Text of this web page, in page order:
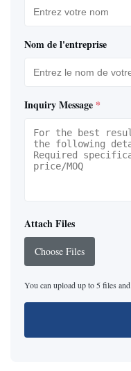
Nom de l'entreprise
Inquiry Message *
Attach Files
Choose Files
You can upload up to 5 files